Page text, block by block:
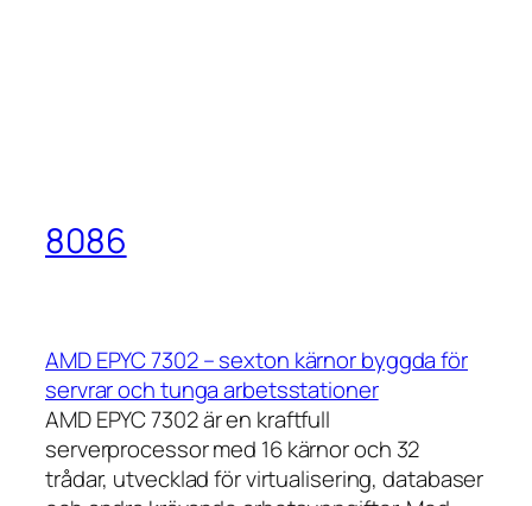
8086
AMD EPYC 7302 – sexton kärnor byggda för
servrar och tunga arbetsstationer
AMD EPYC 7302 är en kraftfull
serverprocessor med 16 kärnor och 32
trådar, utvecklad för virtualisering, databaser